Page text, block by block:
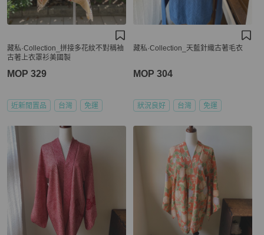
藏私·Collection_拼接多花紋不對稱袖
古著上衣罩衫美國製
MOP 329
近新閒置品 台灣 免運
藏私·Collection_天藍針織古著毛衣
MOP 304
狀況良好 台灣 免運